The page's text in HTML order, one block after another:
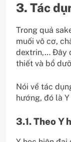
3. Tác
Trong quả
muối vô cơ,
dextrin,… Đây
thiết và bổ
Nói về tác
hướng, đó là
3.1. Theo Y